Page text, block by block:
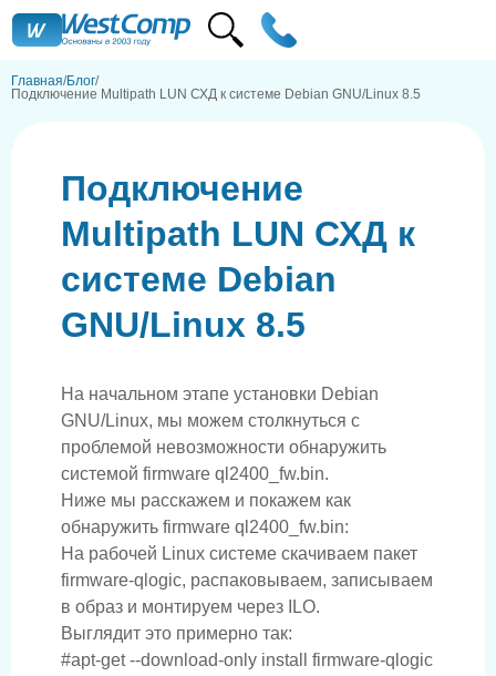
Главная Блог
Подключение Multipath LUN СХД к системе Debian GNU/Linux 8.5
Подключение
Multipath LUN СХД к
системе Debian
GNU/Linux 8.5
На начальном этапе установки Debian
GNU/Linux, мы можем столкнуться с
проблемой невозможности обнаружить
системой firmware ql2400_fw.bin.
Ниже мы расскажем и покажем как
обнаружить firmware ql2400_fw.bin:
На рабочей Linux системе скачиваем пакет
firmware-qlogic, распаковываем, записываем
в образ и монтируем через ILO.
Выглядит это примерно так:
#apt-get --download-only install firmware-qlogic